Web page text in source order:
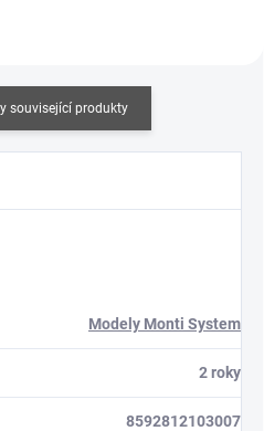
související produkty
Modely Monti System
2 roky
8592812103007